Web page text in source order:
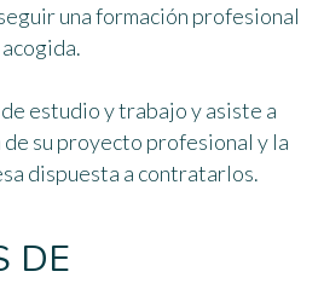
una formación profesional
estudio y trabajo y asiste a
su proyecto profesional y la
dispuesta a contratarlos.
DE